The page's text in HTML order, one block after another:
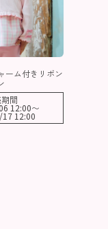
ーム付きリボン
間
12:00〜
12:00